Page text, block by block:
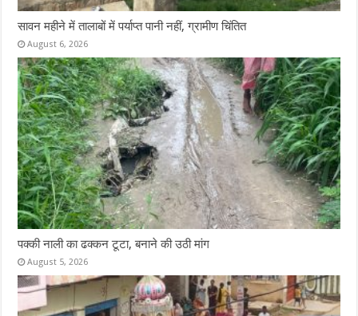
सावन महीने में तालाबों में पर्याप्त पानी नहीं, ग्रामीण चिंतित
August 6, 2026
पक्की नाली का ढक्कन टूटा, बनाने की उठी मांग
August 5, 2026